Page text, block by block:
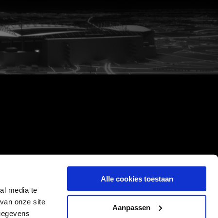
media te
onze site
Alle cookies toestaan
Aanpassen